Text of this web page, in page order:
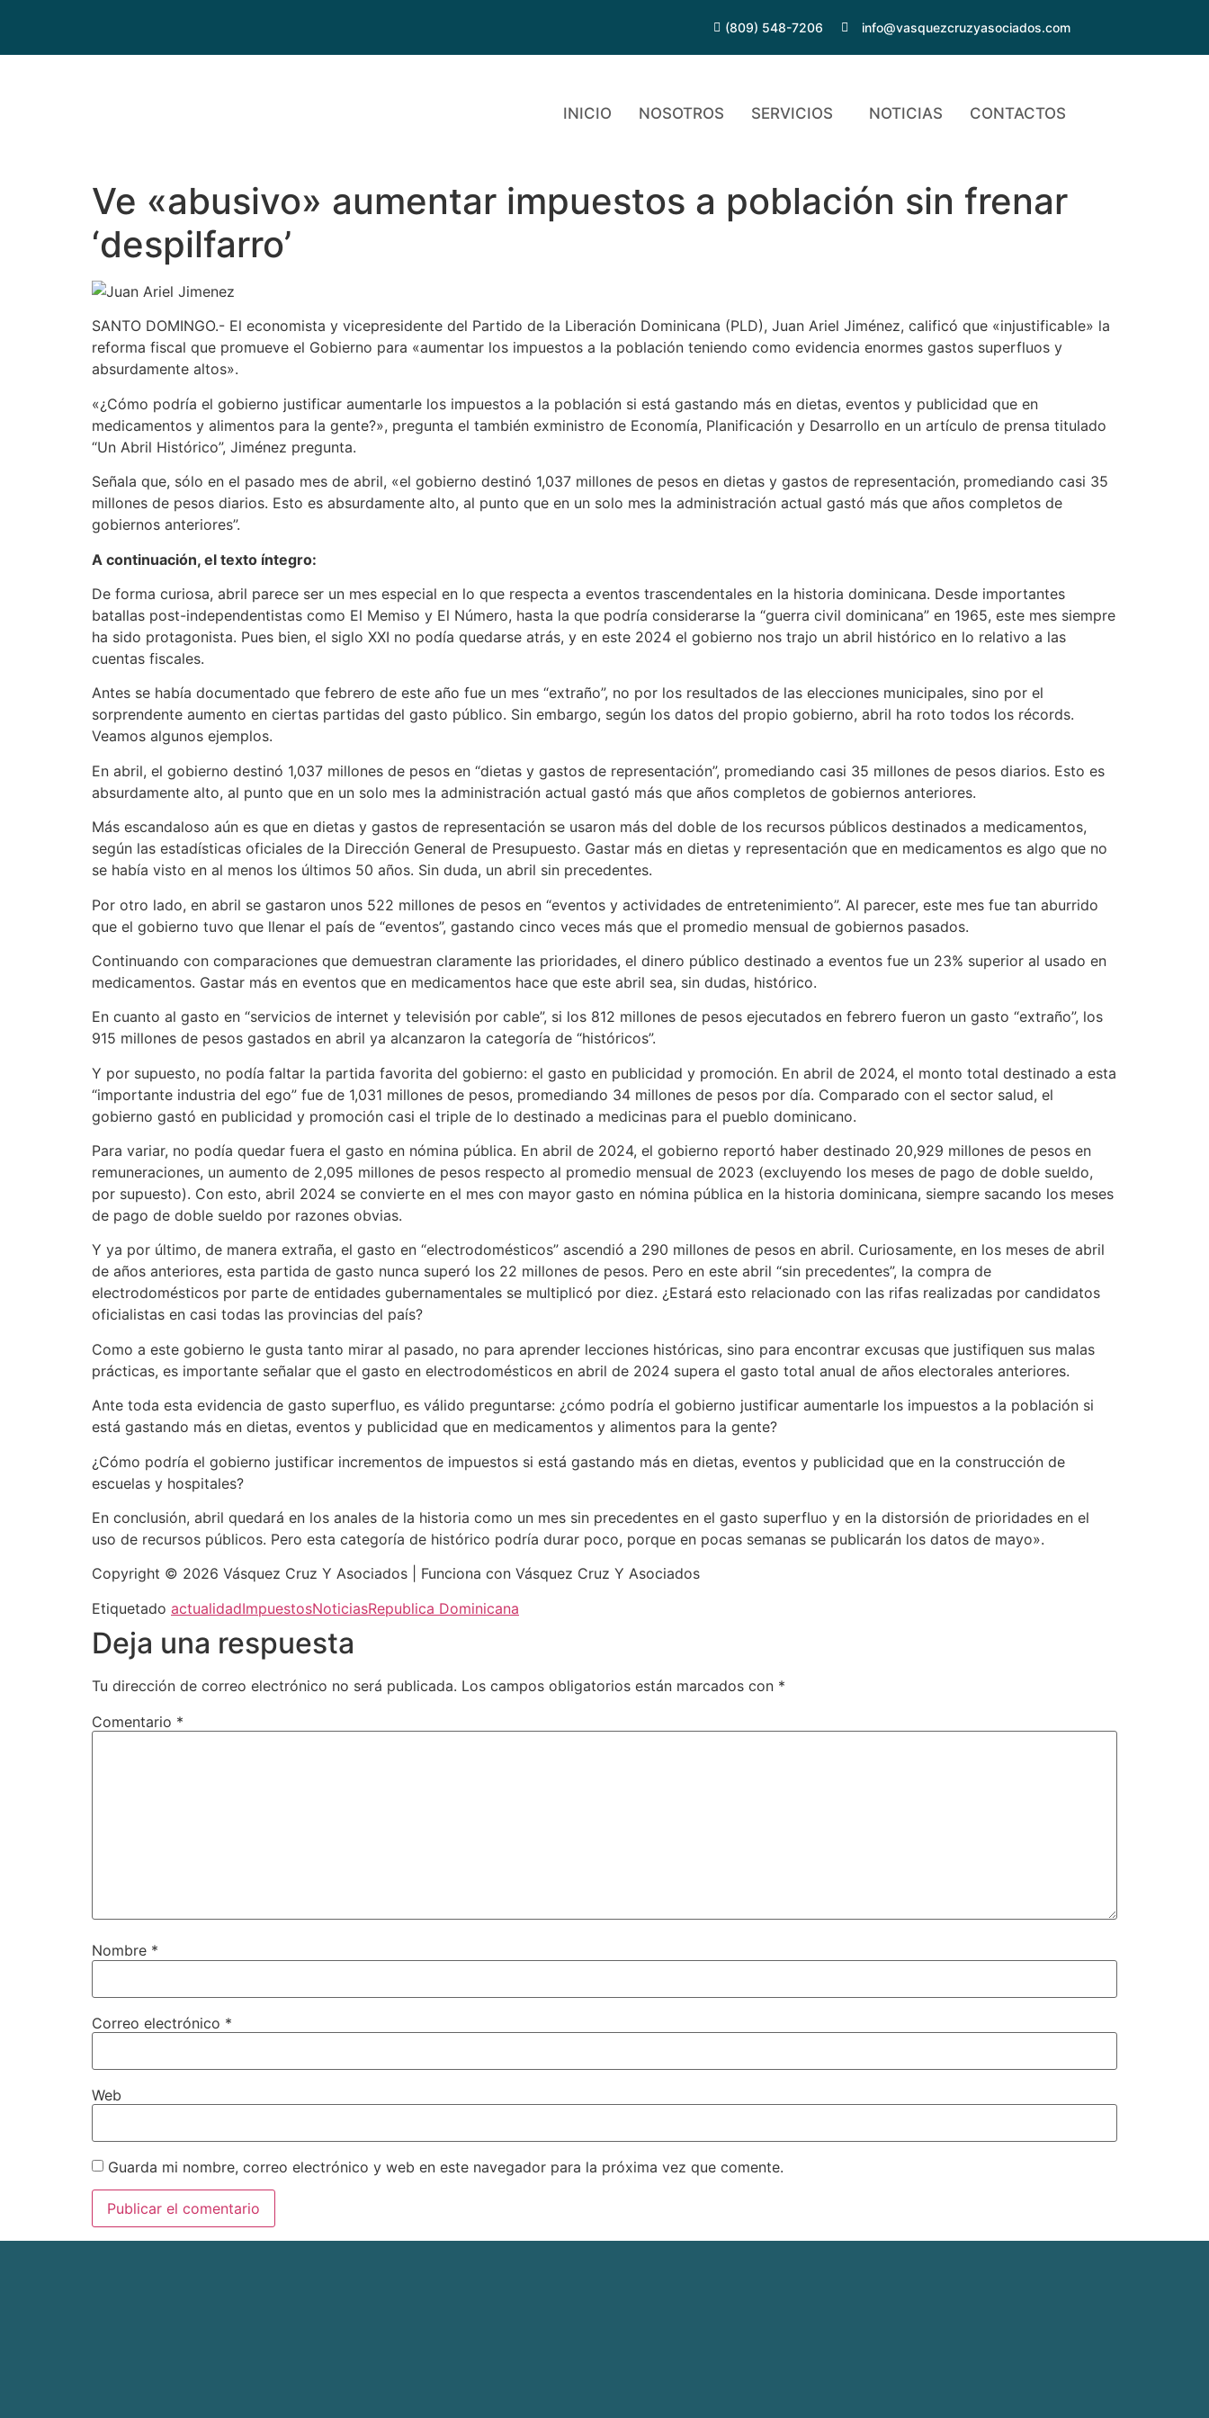
(809) 548-7206 info@vasquezcruzyasociados.com
INICIO NOSOTROS SERVICIOS NOTICIAS CONTACTOS
Ve «abusivo» aumentar impuestos a población sin frenar
‘despilfarro’
SANTO DOMINGO.- El economista y vicepresidente del Partido de la Liberación Dominicana (PLD), Juan Ariel Jiménez, calificó que «injustificable» la
reforma fiscal que promueve el Gobierno para «aumentar los impuestos a la población teniendo como evidencia enormes gastos superfluos y
absurdamente altos».
«¿Cómo podría el gobierno justificar aumentarle los impuestos a la población si está gastando más en dietas, eventos y publicidad que en
medicamentos y alimentos para la gente?», pregunta el también exministro de Economía, Planificación y Desarrollo en un artículo de prensa titulado
“Un Abril Histórico”, Jiménez pregunta.
Señala que, sólo en el pasado mes de abril, «el gobierno destinó 1,037 millones de pesos en dietas y gastos de representación, promediando casi 35
millones de pesos diarios. Esto es absurdamente alto, al punto que en un solo mes la administración actual gastó más que años completos de
gobiernos anteriores”.
A continuación, el texto íntegro:
De forma curiosa, abril parece ser un mes especial en lo que respecta a eventos trascendentales en la historia dominicana. Desde importantes
batallas post-independentistas como El Memiso y El Número, hasta la que podría considerarse la “guerra civil dominicana” en 1965, este mes siempre
ha sido protagonista. Pues bien, el siglo XXI no podía quedarse atrás, y en este 2024 el gobierno nos trajo un abril histórico en lo relativo a las
cuentas fiscales.
Antes se había documentado que febrero de este año fue un mes “extraño”, no por los resultados de las elecciones municipales, sino por el
sorprendente aumento en ciertas partidas del gasto público. Sin embargo, según los datos del propio gobierno, abril ha roto todos los récords.
Veamos algunos ejemplos.
En abril, el gobierno destinó 1,037 millones de pesos en “dietas y gastos de representación”, promediando casi 35 millones de pesos diarios. Esto es
absurdamente alto, al punto que en un solo mes la administración actual gastó más que años completos de gobiernos anteriores.
Más escandaloso aún es que en dietas y gastos de representación se usaron más del doble de los recursos públicos destinados a medicamentos,
según las estadísticas oficiales de la Dirección General de Presupuesto. Gastar más en dietas y representación que en medicamentos es algo que no
se había visto en al menos los últimos 50 años. Sin duda, un abril sin precedentes.
Por otro lado, en abril se gastaron unos 522 millones de pesos en “eventos y actividades de entretenimiento”. Al parecer, este mes fue tan aburrido
que el gobierno tuvo que llenar el país de “eventos”, gastando cinco veces más que el promedio mensual de gobiernos pasados.
Continuando con comparaciones que demuestran claramente las prioridades, el dinero público destinado a eventos fue un 23% superior al usado en
medicamentos. Gastar más en eventos que en medicamentos hace que este abril sea, sin dudas, histórico.
En cuanto al gasto en “servicios de internet y televisión por cable”, si los 812 millones de pesos ejecutados en febrero fueron un gasto “extraño”, los
915 millones de pesos gastados en abril ya alcanzaron la categoría de “históricos”.
Y por supuesto, no podía faltar la partida favorita del gobierno: el gasto en publicidad y promoción. En abril de 2024, el monto total destinado a esta
“importante industria del ego” fue de 1,031 millones de pesos, promediando 34 millones de pesos por día. Comparado con el sector salud, el
gobierno gastó en publicidad y promoción casi el triple de lo destinado a medicinas para el pueblo dominicano.
Para variar, no podía quedar fuera el gasto en nómina pública. En abril de 2024, el gobierno reportó haber destinado 20,929 millones de pesos en
remuneraciones, un aumento de 2,095 millones de pesos respecto al promedio mensual de 2023 (excluyendo los meses de pago de doble sueldo,
por supuesto). Con esto, abril 2024 se convierte en el mes con mayor gasto en nómina pública en la historia dominicana, siempre sacando los meses
de pago de doble sueldo por razones obvias.
Y ya por último, de manera extraña, el gasto en “electrodomésticos” ascendió a 290 millones de pesos en abril. Curiosamente, en los meses de abril
de años anteriores, esta partida de gasto nunca superó los 22 millones de pesos. Pero en este abril “sin precedentes”, la compra de
electrodomésticos por parte de entidades gubernamentales se multiplicó por diez. ¿Estará esto relacionado con las rifas realizadas por candidatos
oficialistas en casi todas las provincias del país?
Como a este gobierno le gusta tanto mirar al pasado, no para aprender lecciones históricas, sino para encontrar excusas que justifiquen sus malas
prácticas, es importante señalar que el gasto en electrodomésticos en abril de 2024 supera el gasto total anual de años electorales anteriores.
Ante toda esta evidencia de gasto superfluo, es válido preguntarse: ¿cómo podría el gobierno justificar aumentarle los impuestos a la población si
está gastando más en dietas, eventos y publicidad que en medicamentos y alimentos para la gente?
¿Cómo podría el gobierno justificar incrementos de impuestos si está gastando más en dietas, eventos y publicidad que en la construcción de
escuelas y hospitales?
En conclusión, abril quedará en los anales de la historia como un mes sin precedentes en el gasto superfluo y en la distorsión de prioridades en el
uso de recursos públicos. Pero esta categoría de histórico podría durar poco, porque en pocas semanas se publicarán los datos de mayo».
Copyright © 2026 Vásquez Cruz Y Asociados | Funciona con Vásquez Cruz Y Asociados
Etiquetado actualidadImpuestosNoticiasRepublica Dominicana
Deja una respuesta
Tu dirección de correo electrónico no será publicada. Los campos obligatorios están marcados con *
Comentario *
Nombre *
Correo electrónico *
Web
Guarda mi nombre, correo electrónico y web en este navegador para la próxima vez que comente.